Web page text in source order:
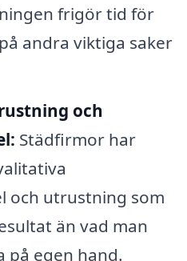
frigör tid för
andra viktiga saker
och
Städfirmor har
och utrustning som
än vad man
på egen hand.